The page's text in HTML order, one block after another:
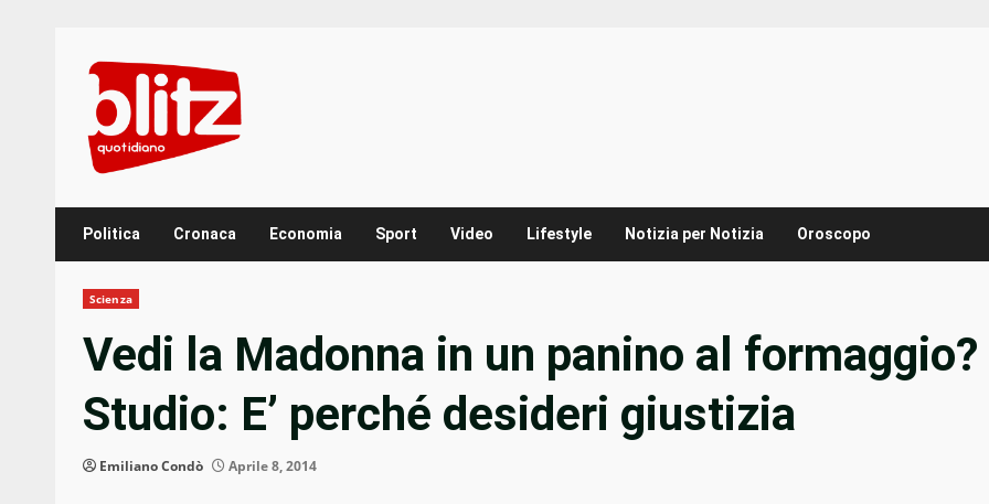
content
Politica Cronaca Economia Sport Video Lifestyle Notizia per Notizia Oroscopo
Scienza
Vedi la Madonna in un panino al formaggio?
Studio: E’ perché desideri giustizia
Emiliano Condò Aprile 8, 2014